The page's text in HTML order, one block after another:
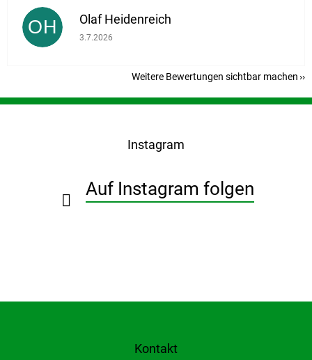
OH Olaf Heidenreich
Die Shop-Bewertung beträgt 5 von 5 Sternen.
3.7.2026
Weitere Bewertungen sichtbar machen
F
Instagram
Auf Instagram folgen
Kontakt